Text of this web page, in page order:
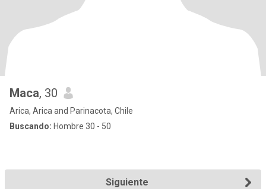
Maca, 30
Arica, Arica and Parinacota, Chile
Buscando: Hombre 30 - 50
Siguiente